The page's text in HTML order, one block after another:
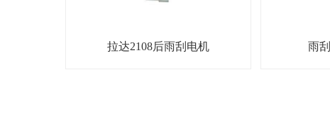
拉达2108后雨刮电机 雨